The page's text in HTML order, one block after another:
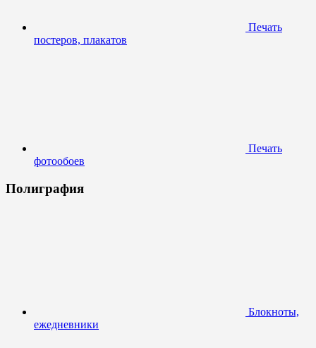
Печать
постеров, плакатов
Печать
фотообоев
Полиграфия
Блокноты,
ежедневники